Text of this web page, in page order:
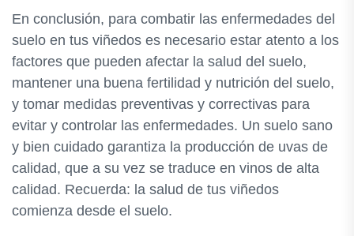
En conclusión, para combatir las enfermedades del
suelo en tus viñedos es necesario estar atento a los
factores que pueden afectar la salud del suelo,
mantener una buena fertilidad y nutrición del suelo,
y tomar medidas preventivas y correctivas para
evitar y controlar las enfermedades. Un suelo sano
y bien cuidado garantiza la producción de uvas de
calidad, que a su vez se traduce en vinos de alta
calidad. Recuerda: la salud de tus viñedos
comienza desde el suelo.